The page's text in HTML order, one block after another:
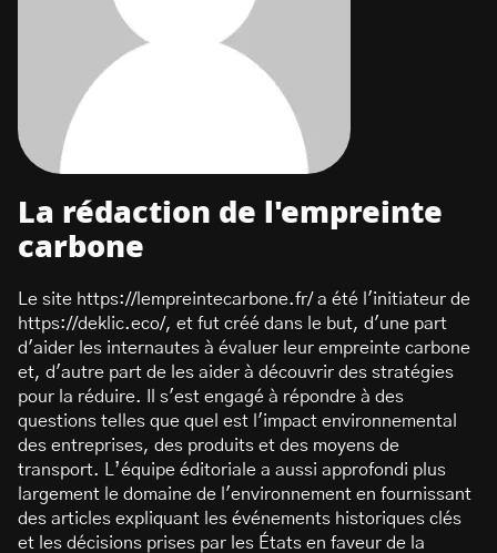
La rédaction de l'empreinte
carbone
Le site https://lempreintecarbone.fr/ a été l'initiateur de
https://deklic.eco/, et fut créé dans le but, d'une part
d'aider les internautes à évaluer leur empreinte carbone
et, d'autre part de les aider à découvrir des stratégies
pour la réduire. Il s'est engagé à répondre à des
questions telles que quel est l'impact environnemental
des entreprises, des produits et des moyens de
transport. L’équipe éditoriale a aussi approfondi plus
largement le domaine de l'environnement en fournissant
des articles expliquant les événements historiques clés
et les décisions prises par les États en faveur de la